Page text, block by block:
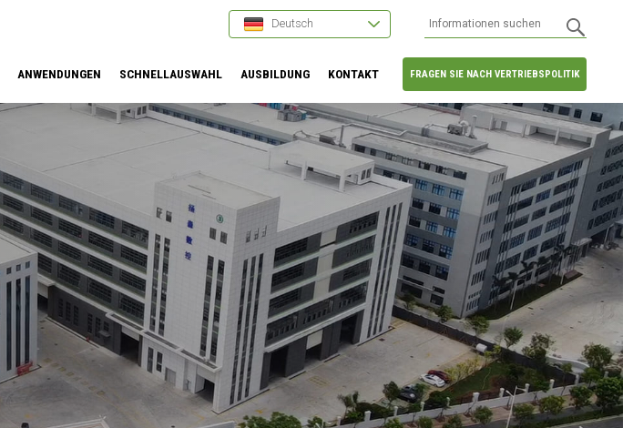
Deutsch
FRAGEN SIE NACH VERTRIEBSPOLITIK
ANWENDUNGEN SCHNELLAUSWAHL AUSBILDUNG KONTAKT